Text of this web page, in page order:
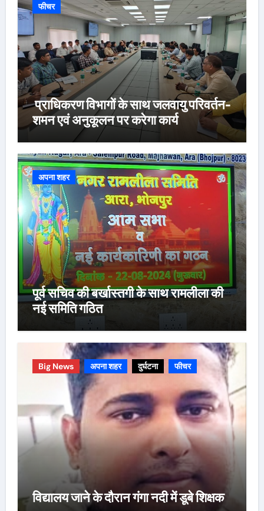
फीचर
प्राधिकरण विभागों के साथ जलवायु परिवर्तन-
शमन एवं अनुकूलन पर करेगा कार्य
अपना शहर
पूर्व सचिव की बर्खास्तगी के साथ रामलीला की
नई समिति गठित
Big News अपना शहर दुर्घटना फीचर
विद्यालय जाने के दौरान गंगा नदी में डूबे शिक्षक